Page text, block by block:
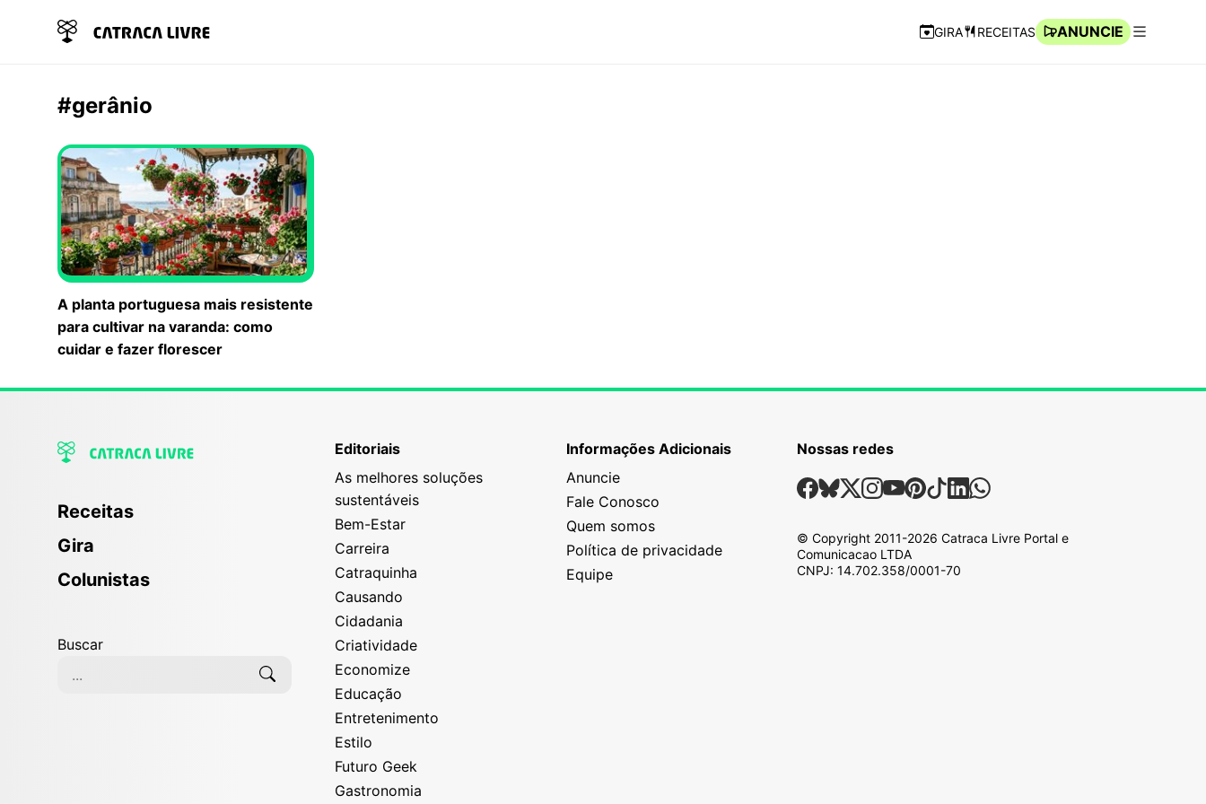
Navegação Rápida
GIRA RECEITAS
ANUNCIE
#gerânio
A planta portuguesa mais resistente
para cultivar na varanda: como
cuidar e fazer florescer
Receitas
Gira
Colunistas
Buscar
Editoriais
As melhores soluções
sustentáveis
Bem-Estar
Carreira
Catraquinha
Causando
Cidadania
Criatividade
Economize
Educação
Entretenimento
Estilo
Futuro Geek
Gastronomia
Informações Adicionais
Anuncie
Fale Conosco
Quem somos
Política de privacidade
Equipe
Nossas redes
Nossas Redes Sociais
Facebook
Bsky
X Instagram
Youtube
Pinterest
TiktokLinkedin
Whatsapp
© Copyright 2011-2026 Catraca Livre Portal e
Comunicacao LTDA
CNPJ: 14.702.358/0001-70